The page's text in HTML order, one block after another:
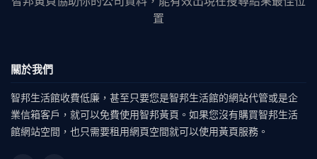
置
關於我們
智邦生活館收費低廉，甚至只要您是智邦生活館的網站代管或是企
業信箱客戶，就可以免費使用智邦黃頁。如果您沒有購買智邦生活
館網站空間，也只需要租用網頁空間就可以使用黃頁服務。